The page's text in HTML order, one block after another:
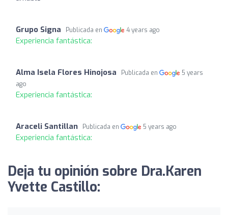
Grupo Signa Publicada en 4 years ago
Experiencia fantástica:
Alma Isela Flores Hinojosa Publicada en
5 years
ago
Experiencia fantástica:
Araceli Santillan Publicada en 5 years ago
Experiencia fantástica:
Deja tu opinión sobre Dra.Karen
Yvette Castillo: